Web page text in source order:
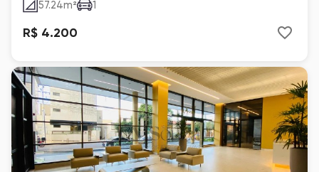
57.24m² 1
R$ 4.200